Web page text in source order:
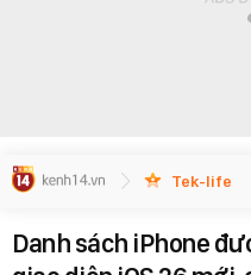
Tek-life
Danh sách iPhone